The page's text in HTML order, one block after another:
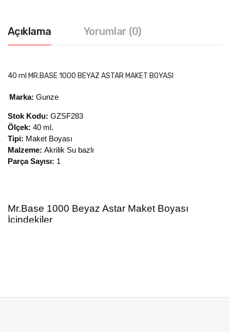
Açıklama Yorumlar (0)
40 ml MR.BASE 1000 BEYAZ ASTAR MAKET BOYASI
Marka: Gunze
Stok Kodu: GZSF283
Ölçek: 40 ml.
Tipi: Maket Boyası
Malzeme: Akrilik Su bazlı
Parça Sayısı: 1
Mr.Base 1000 Beyaz Astar Maket Boyası
İçindekiler
yapmak için kullanılabilir.